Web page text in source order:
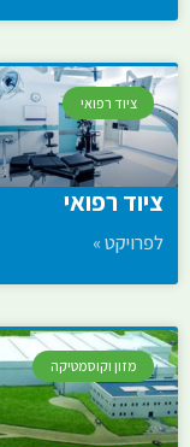
ציוד רפואי
ציוד רפואי
לפרויקט »
מזון וקוסמטיקה